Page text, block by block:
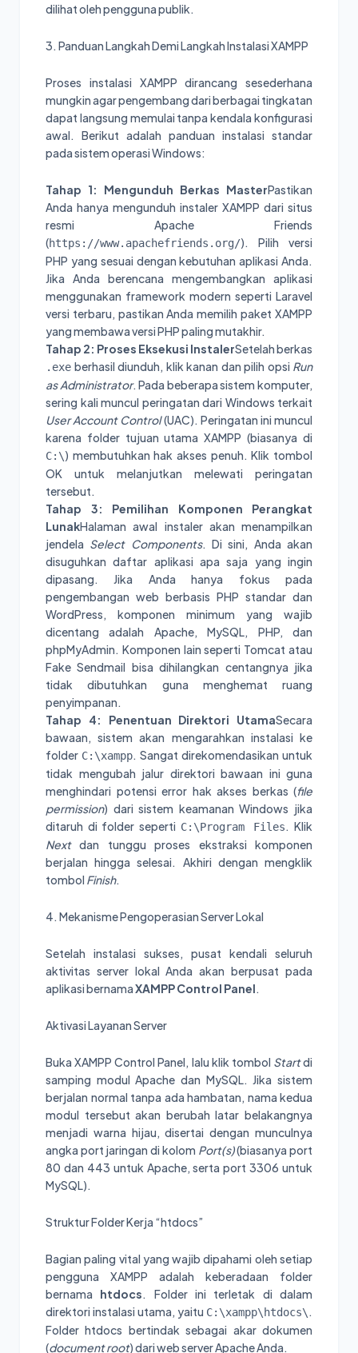
dilihat oleh pengguna publik.
3. Panduan Langkah Demi Langkah Instalasi XAMPP
Proses instalasi XAMPP dirancang sesederhana
mungkin agar pengembang dari berbagai tingkatan
dapat langsung memulai tanpa kendala konfigurasi
awal. Berikut adalah panduan instalasi standar
pada sistem operasi Windows:
Tahap 1: Mengunduh Berkas MasterPastikan
Anda hanya mengunduh instaler XAMPP dari situs
resmi Apache Friends
(https://www.apachefriends.org/). Pilih versi
PHP yang sesuai dengan kebutuhan aplikasi Anda.
Jika Anda berencana mengembangkan aplikasi
menggunakan framework modern seperti Laravel
versi terbaru, pastikan Anda memilih paket XAMPP
yang membawa versi PHP paling mutakhir.
Tahap 2: Proses Eksekusi InstalerSetelah berkas
.exe berhasil diunduh, klik kanan dan pilih opsi Run
as Administrator. Pada beberapa sistem komputer,
sering kali muncul peringatan dari Windows terkait
User Account Control(UAC). Peringatan ini muncul
karena folder tujuan utama XAMPP (biasanya di
C:\) membutuhkan hak akses penuh. Klik tombol
OK untuk melanjutkan melewati peringatan
tersebut.
Tahap 3: Pemilihan Komponen Perangkat
LunakHalaman awal instaler akan menampilkan
jendela Select Components. Di sini, Anda akan
disuguhkan daftar aplikasi apa saja yang ingin
dipasang. Jika Anda hanya fokus pada
pengembangan web berbasis PHP standar dan
WordPress, komponen minimum yang wajib
dicentang adalah Apache, MySQL, PHP, dan
phpMyAdmin. Komponen lain seperti Tomcat atau
Fake Sendmail bisa dihilangkan centangnya jika
tidak dibutuhkan guna menghemat ruang
penyimpanan.
Tahap 4: Penentuan Direktori UtamaSecara
bawaan, sistem akan mengarahkan instalasi ke
folder C:\xampp. Sangat direkomendasikan untuk
tidak mengubah jalur direktori bawaan ini guna
menghindari potensi error hak akses berkas (file
permission) dari sistem keamanan Windows jika
ditaruh di folder seperti C:\Program Files. Klik
Nextdan tunggu proses ekstraksi komponen
berjalan hingga selesai. Akhiri dengan mengklik
tombol Finish.
4. Mekanisme Pengoperasian Server Lokal
Setelah instalasi sukses, pusat kendali seluruh
aktivitas server lokal Anda akan berpusat pada
aplikasi bernamaXAMPP Control Panel.
Aktivasi Layanan Server
Buka XAMPP Control Panel, lalu klik tombol Startdi
samping modul Apache dan MySQL. Jika sistem
berjalan normal tanpa ada hambatan, nama kedua
modul tersebut akan berubah latar belakangnya
menjadi warna hijau, disertai dengan munculnya
angka port jaringan di kolom Port(s)(biasanya port
80 dan 443 untuk Apache, serta port 3306 untuk
MySQL).
Struktur Folder Kerja “htdocs”
Bagian paling vital yang wajib dipahami oleh setiap
pengguna XAMPP adalah keberadaan folder
bernama htdocs. Folder ini terletak di dalam
direktori instalasi utama, yaitu C:\xampp\htdocs\.
Folder htdocs bertindak sebagai akar dokumen
(document root) dari web server Apache Anda.